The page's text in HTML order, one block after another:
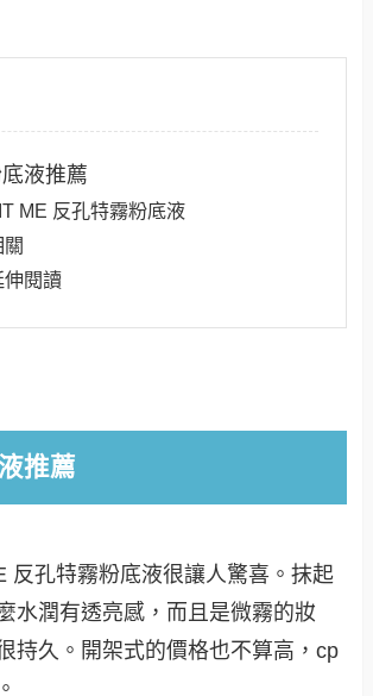
液推薦
ME 反孔特霧粉底液
關
伸閱讀
推薦
反孔特霧粉底液很讓人驚喜。抹起
水潤有透亮感，而且是微霧的妝
持久。開架式的價格也不算高，cp